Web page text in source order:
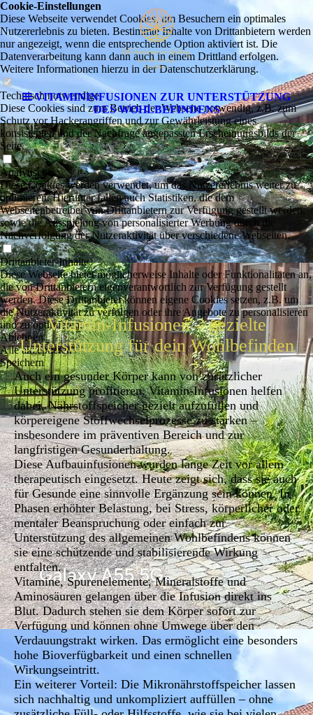
VITAMININFUSIONEN ZUR UNTERSTÜTZUNG
DES WOHLBEFINDENS
Vitamin-Infusionen – gezielte
Unterstützung für dein Wohlbefinden
Auch ein gesunder Körper kann von zusätzlicher
Unterstützung profitieren. Vitamin-Infusionen helfen
dabei, Nährstoffspeicher gezielt aufzufüllen und
körpereigene Stoffwechselprozesse zu stärken –
insbesondere im präventiven Bereich und zur
langfristigen Gesunderhaltung.
Diese Aufbauinfusionen wurden lange Zeit vor allem
therapeutisch eingesetzt. Heute zeigt sich, dass sie auch
für Gesunde eine sinnvolle Ergänzung sein können. In
Phasen erhöhter Belastung, bei Stress, körperlicher oder
mentaler Beanspruchung oder einfach zur
Unterstützung des allgemeinen Wohlbefindens können
sie eine schützende und stabilisierende Wirkung
entfalten.
Vitamine, Spurenelemente, Mineralstoffe und
Aminosäuren gelangen über die Infusion direkt ins
Blut. Dadurch stehen sie dem Körper sofort zur
Verfügung und können ohne Umwege über den
Verdauungstrakt wirken. Das ermöglicht eine besonders
hohe Bioverfügbarkeit und einen schnellen
Wirkungseintritt.
Ein weiterer Vorteil: Die Mikronährstoffspeicher lassen
sich nachhaltig und unkompliziert auffüllen – ohne
Cookie-Einstellungen
Diese Webseite verwendet Cookies, um Besuchern ein optimales
Nutzererlebnis zu bieten. Bestimmte Inhalte von Drittanbietern werden
nur angezeigt, wenn die entsprechende Option aktiviert ist. Die
Datenverarbeitung kann dann auch in einem Drittland erfolgen.
Weitere Informationen hierzu in der Datenschutzerklärung.
Technisch notwendige
Diese Cookies sind zum Betrieb der Webseite notwendig, z.B. zum
Schutz vor Hackerangriffen und zur Gewährleistung eines
konsistenten und der Nachfrage angepassten Erscheinungsbilds der
Seite.
Analytische
Diese Cookies werden verwendet, um das Nutzererlebnis weiter zu
optimieren. Hierunter fallen auch Statistiken, die dem
Webseitenbetreiber von Drittanbietern zur Verfügung gestellt werden,
sowie die Ausspielung von personalisierter Werbung durch die
Nachverfolgung der Nutzeraktivität über verschiedene Webseiten.
Drittanbieter-Inhalte
Diese Webseite bietet möglicherweise Inhalte oder Funktionalitäten an,
die von Drittanbietern eigenverantwortlich zur Verfügung gestellt
werden. Diese Drittanbieter können eigene Cookies setzen, z.B. um
die Nutzeraktivität zu verfolgen oder ihre Angebote zu personalisieren
und zu optimieren.
Ablehnen
Alle akzeptieren
Speichern